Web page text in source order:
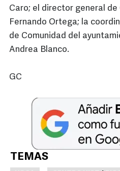
Caro; el director general de
Fernando Ortega; la
de Comunidad del
Andrea Blanco.
GC
TEMAS